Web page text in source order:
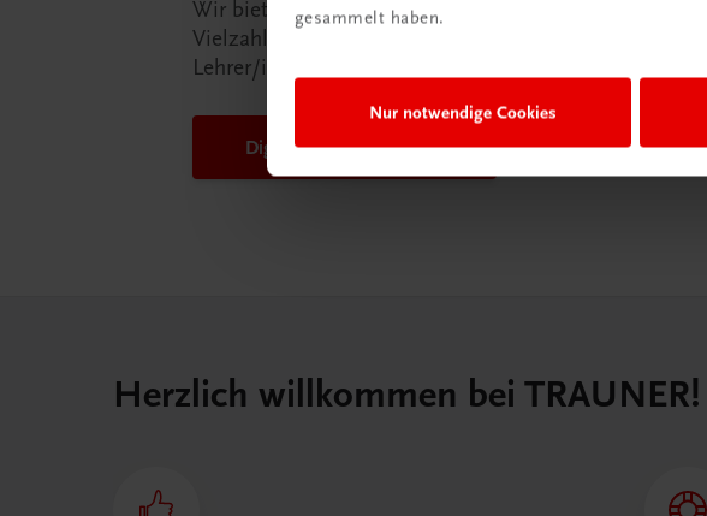
gesammelt haben.
Nur notwendige Cookies
Wir bieten Ihnen in der TRAUNER-DigiBox eine
Vielzahl an Services an, die Ihr Leben als
Lehrer/in ein Stück einfacher machen.
DigiBox für Lehrer/innen
Herzlich willkommen bei TRAUNER!